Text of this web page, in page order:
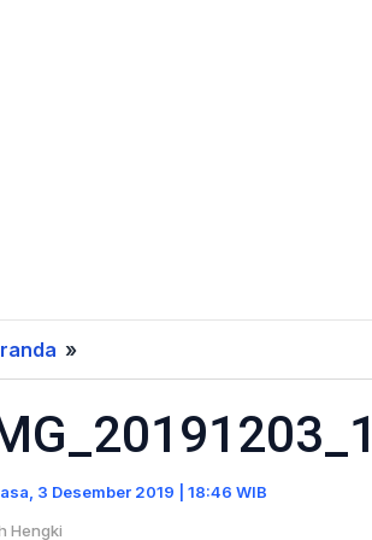
»
3 Desember 2019 | 18:46 WIB
Hengki